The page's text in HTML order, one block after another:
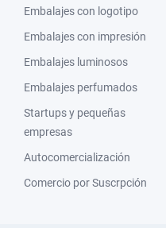
Embalajes con logotipo
Embalajes con impresión
Embalajes luminosos
Embalajes perfumados
Startups y pequeñas
empresas
Autocomercialización
Comercio por Suscrpción